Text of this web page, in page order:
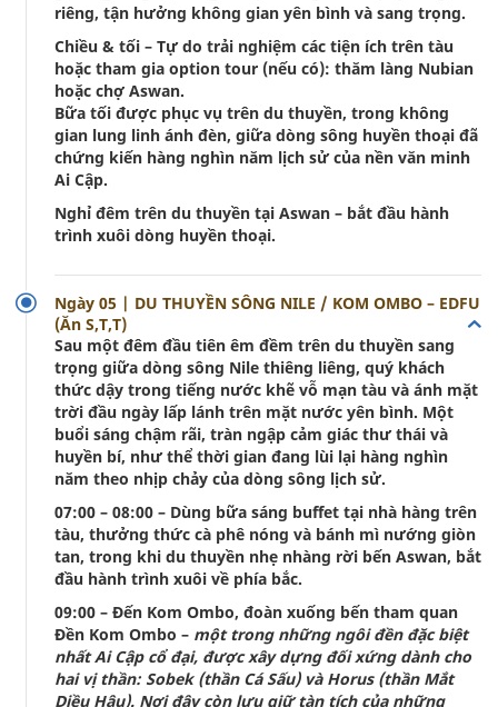
riêng, tận hưởng không gian yên bình và sang trọng.
Chiều & tối – Tự do trải nghiệm các tiện ích trên tàu
hoặc tham gia option tour (nếu có): thăm làng Nubian
hoặc chợ Aswan.
Bữa tối được phục vụ trên du thuyền, trong không
gian lung linh ánh đèn, giữa dòng sông huyền thoại đã
chứng kiến hàng nghìn năm lịch sử của nền văn minh
Ai Cập.
Nghỉ đêm trên du thuyền tại Aswan – bắt đầu hành
trình xuôi dòng huyền thoại.
Ngày 05 | DU THUYỀN SÔNG NILE / KOM OMBO – EDFU
(Ăn S,T,T)
Sau một đêm đầu tiên êm đềm trên du thuyền sang
trọng giữa dòng sông Nile thiêng liêng, quý khách
thức dậy trong tiếng nước khẽ vỗ mạn tàu và ánh mặt
trời đầu ngày lấp lánh trên mặt nước yên bình. Một
buổi sáng chậm rãi, tràn ngập cảm giác thư thái và
huyền bí, như thể thời gian đang lùi lại hàng nghìn
năm theo nhịp chảy của dòng sông lịch sử.
07:00 – 08:00 – Dùng bữa sáng buffet tại nhà hàng trên
tàu, thưởng thức cà phê nóng và bánh mì nướng giòn
tan, trong khi du thuyền nhẹ nhàng rời bến Aswan, bắt
đầu hành trình xuôi về phía bắc.
09:00 – Đến Kom Ombo, đoàn xuống bến tham quan
Đền Kom Ombo – một trong những ngôi đền đặc biệt
nhất Ai Cập cổ đại, được xây dựng đối xứng dành cho
hai vị thần: Sobek (thần Cá Sấu) và Horus (thần Mắt
Diều Hâu). Nơi đây còn lưu giữ tàn tích của những